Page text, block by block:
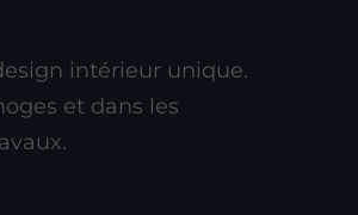
intérieur unique.
et dans les